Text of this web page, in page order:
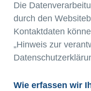
Die
durch den
Kontaktdaten
„Hinweis zur
Wie erfassen wir